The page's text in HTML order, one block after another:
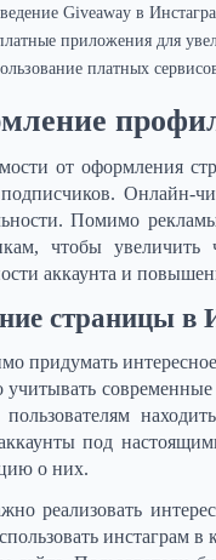
Giveaway в
приложения для
платных
от оформления
Онлайн-
Помимо
чтобы
аккаунта и
страницы в
придумать
пользователям
под
о них.
реализовать
инстаграм